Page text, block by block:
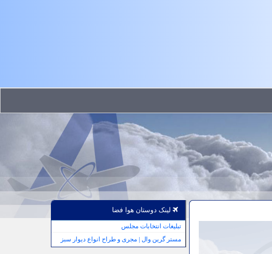
لینک دوستان هوا فضا
تبلیغات انتخابات مجلس
مستر گرین وال | مجری و طراح انواع دیوار سبز